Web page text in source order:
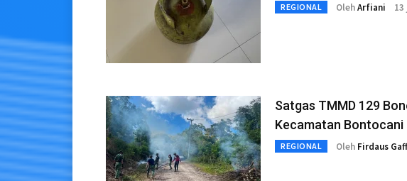
REGIONAL OlehArfiani 13
Satgas TMMD 129
Kecamatan Bontocani
REGIONAL Oleh Firdaus